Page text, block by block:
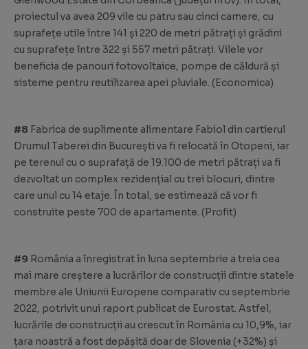
proiectul va avea 209 vile cu patru sau cinci camere, cu
suprafețe utile între 141 și 220 de metri pătrați și grădini
cu suprafețe între 322 și 557 metri pătrați. Vilele vor
beneficia de panouri fotovoltaice, pompe de căldură și
sisteme pentru reutilizarea apei pluviale. (Economica)
#8 Fabrica de suplimente alimentare Fabiol din cartierul
Drumul Taberei din București va fi relocată în Otopeni, iar
pe terenul cu o suprafață de 19.100 de metri pătrați va fi
dezvoltat un complex rezidențial cu trei blocuri, dintre
care unul cu 14 etaje. În total, se estimează că vor fi
construite peste 700 de apartamente. (Profit)
#9 România a înregistrat în luna septembrie a treia cea
mai mare creștere a lucrărilor de construcții dintre statele
membre ale Uniunii Europene comparativ cu septembrie
2022, potrivit unui raport publicat de Eurostat. Astfel,
lucrările de construcții au crescut în România cu 10,9%, iar
țara noastră a fost depășită doar de Slovenia (+32%) și